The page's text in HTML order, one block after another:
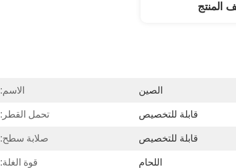
المنتج
الصين الاسم:
قابلة للتخصيص تحمل القطر:
قابلة للتخصيص صلابة سطح:
اللحام قوة الغلة: